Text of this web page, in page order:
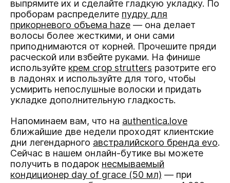
выпрямите их и сделайте гладкую укладку. По
проборам распределите пудру для
прикорневого объема haze — она делает
волосы более жесткими, и они сами
приподнимаются от корней. Прочешите пряди
расческой или взбейте руками. На финише
используйте крем crop strutters разотрите его
в ладонях и используйте для того, чтобы
усмирить непослушные волоски и придать
укладке дополнительную гладкость.
Напоминаем вам, что на authentica.love
ближайшие две недели проходят клиентские
дни легендарного австралийского бренда evo.
Сейчас в нашем онлайн-бутике вы можете
получить в подарок несмываемый
кондиционер day of grace (50 мл) — при